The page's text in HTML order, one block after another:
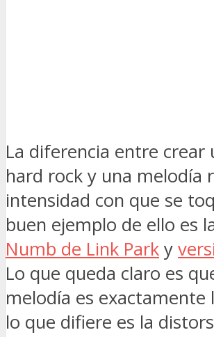
La diferencia entre crear
hard rock y una melodía
intensidad con que se
buen ejemplo de ello es
Numb de Link Park y
Lo que queda claro es
melodía es exactamente
lo que difiere es la